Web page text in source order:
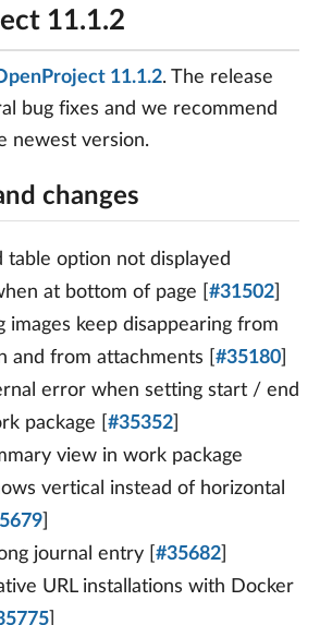
11.1.2
11.1.2. The release
bug fixes and we recommend
newest version.
changes
table option not displayed
at bottom of page [ #31502
images keep disappearing from
and from attachments [ #35180
error when setting start / end
package [ #35352
view in work package
vertical instead of horizontal
journal entry [ #35682
URL installations with Docker